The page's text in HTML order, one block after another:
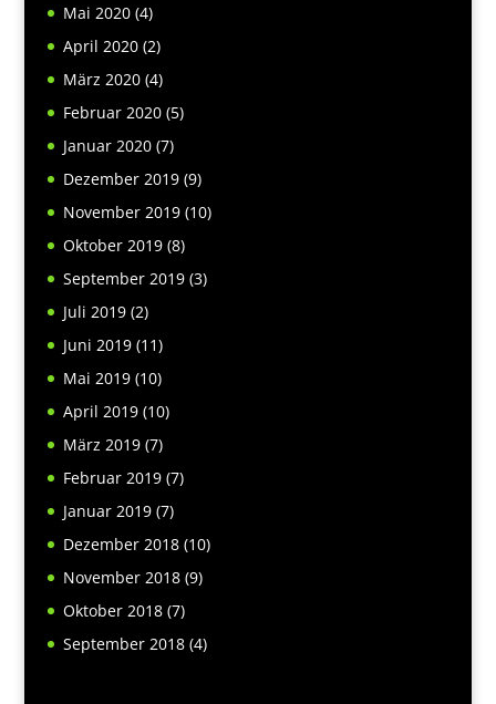
Mai 2020(4)
April 2020(2)
März 2020(4)
Februar 2020(5)
Januar 2020(7)
Dezember 2019(9)
November 2019(10)
Oktober 2019(8)
September 2019(3)
Juli 2019(2)
Juni 2019(11)
Mai 2019(10)
April 2019(10)
März 2019(7)
Februar 2019(7)
Januar 2019(7)
Dezember 2018(10)
November 2018(9)
Oktober 2018(7)
September 2018(4)